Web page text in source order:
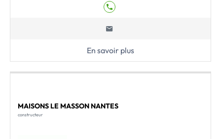
En savoir plus
MAISONS LE MASSON NANTES
constructeur